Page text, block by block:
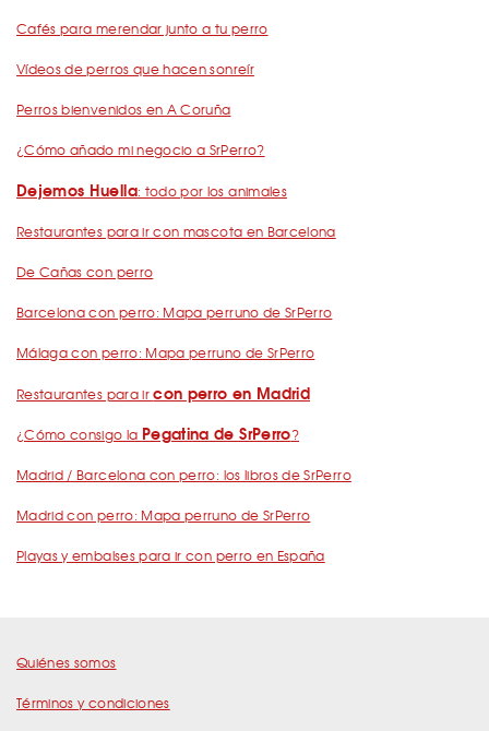
Cafés para merendar junto a tu perro
Vídeos de perros que hacen sonreír
Perros bienvenidos en A Coruña
¿Cómo añado mi negocio a SrPerro?
Dejemos Huella: todo por los animales
Restaurantes para ir con mascota en Barcelona
De Cañas con perro
Barcelona con perro: Mapa perruno de SrPerro
Málaga con perro: Mapa perruno de SrPerro
Restaurantes para ircon perro en Madrid
¿Cómo consigo la Pegatina de SrPerro?
Madrid / Barcelona con perro: los libros de SrPerro
Madrid con perro: Mapa perruno de SrPerro
Playas y embalses para ir con perro en España
Quiénes somos
Términos y condiciones